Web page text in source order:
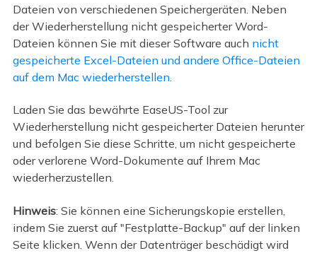
Dateien von verschiedenen Speichergeräten. Neben
der Wiederherstellung nicht gespeicherter Word-
Dateien können Sie mit dieser Software auch nicht
gespeicherte Excel-Dateien und andere Office-Dateien
auf dem Mac wiederherstellen
Laden Sie das bewährte EaseUS-Tool zur
Wiederherstellung nicht gespeicherter Dateien herunter
und befolgen Sie diese Schritte, um nicht gespeicherte
oder verlorene Word-Dokumente auf Ihrem Mac
wiederherzustellen.
Hinweis: Sie können eine Sicherungskopie erstellen,
indem Sie zuerst auf "Festplatte-Backup" auf der linken
Seite klicken. Wenn der Datenträger beschädigt wird